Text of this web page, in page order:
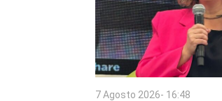
7 Agosto 2026- 16:48